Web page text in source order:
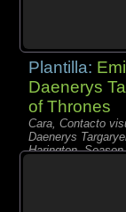
Plantilla:
Daenerys
of Thrones
Cara, Contacto
Daenerys
Harington,